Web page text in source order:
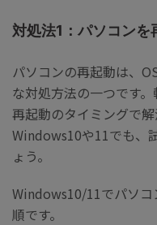
対処法1：パソコンを
パソコンの再起動は、
な対処方法の一つです。
再起動のタイミングで
Windows10や11でも、
ょう。
Windows10/11でパソ
順です。